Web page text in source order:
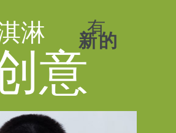
意
淋 有
新的